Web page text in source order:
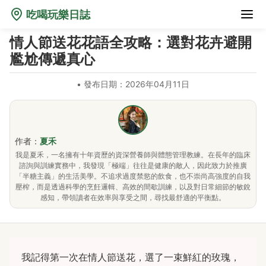
吃喝玩樂日誌
情人節送花花語全攻略：選對花卉避開
尷尬傳遞真心
• 發布日期：2026年04月11日
作者： 夏禾
我是夏禾，一名擁有十年資歷的資深營養師與體態管理教練。在長年的臨床
諮詢與訓練實務中，我發現「極端」往往是健康的敵人，因此致力於推廣
「半糖主義」的生活美學。不追求過度禁慾的飲食，也不崇尚高強度的自我
壓榨，而是透過科學的烹飪邏輯、高效的間歇訓練，以及對日常細節的敏銳
感知，帶領讀者在效率與享受之間，尋找最舒適的平衡點。
我記得第一次在情人節送花，選了一束鮮紅的玫瑰，